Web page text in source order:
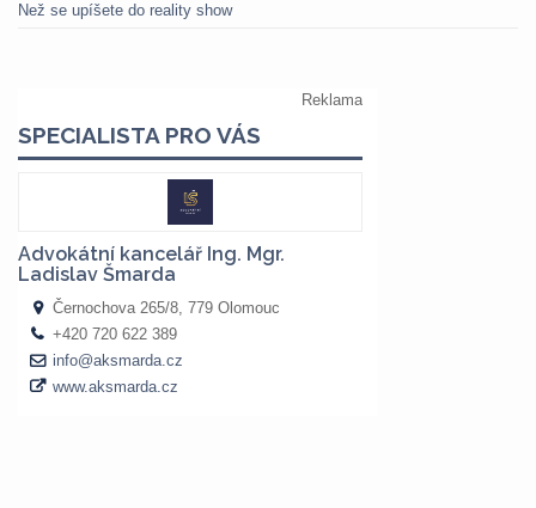
Než se upíšete do reality show